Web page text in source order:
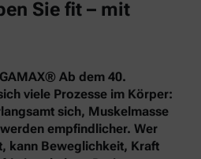
Sie fit – mit
Ab dem 40.
viele Prozesse im Körper:
sich, Muskelmasse
empfindlicher. Wer
kann Beweglichkeit, Kraft